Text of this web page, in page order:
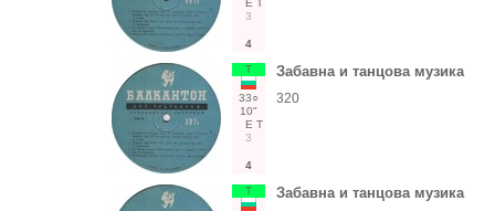
Е Т
3
4
Т
33○
10"
Е Т
3
4
Забавна и танцова музика
320
Т Забавна и танцова музика